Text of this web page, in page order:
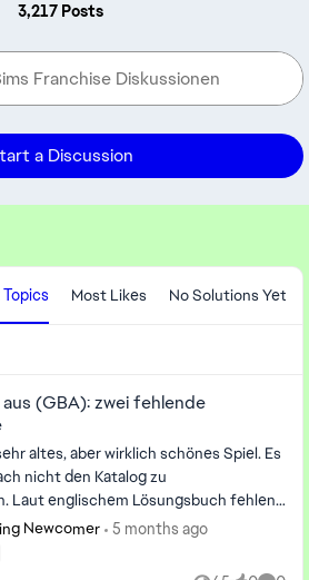
3,217 Posts
a Discussion
Most Likes No Solutions Yet
(GBA): zwei fehlende
nicht den Katalog zu
Laut englischem Lösungsbuch fehlen
Zodiac Statue (Katalog: 'Deko')
Ball (Katalog: 'Erholung'). Laut
Newcomer 5 months ago